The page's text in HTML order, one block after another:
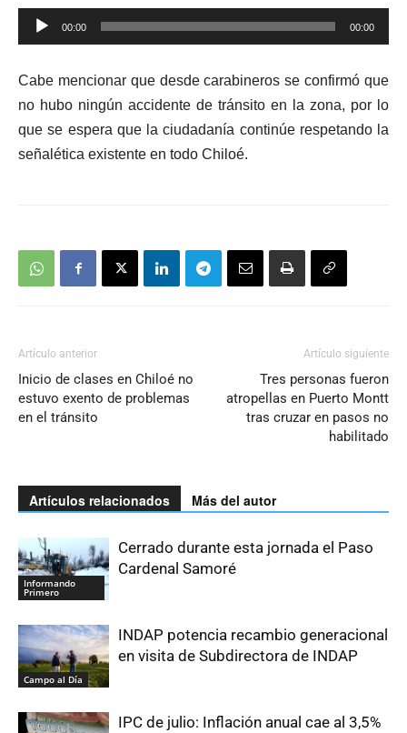
Reproductor
de
00:00 00:00
Cabe mencionar que desde carabineros se confirmó que
no hubo ningún accidente de tránsito en la zona, por lo
que se espera que la ciudadanía continúe respetando la
señalética existente en todo Chiloé.
Artículo anterior
Inicio de clases en Chiloé no
estuvo exento de problemas
en el tránsito
Artículo siguiente
Tres personas fueron
atropellas en Puerto Montt
tras cruzar en pasos no
habilitado
Artículos relacionados Más del autor
Informando
Primero
Cerrado durante esta jornada el Paso
Cardenal Samoré
Campo al Día
INDAP potencia recambio generacional
en visita de Subdirectora de INDAP
IPC de julio: Inflación anual cae al 3,5%